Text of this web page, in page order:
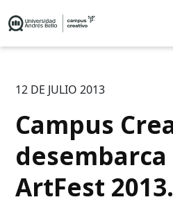
12 DE JULIO 2013
Campus
desembarca
ArtFest 2013.